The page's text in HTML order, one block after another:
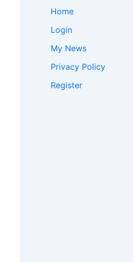
Home
Login
My News
Privacy Policy
Register